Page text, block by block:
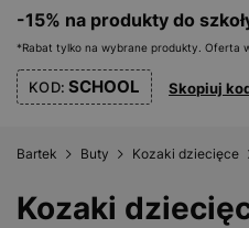
-15% na produkty do
*Rabat tylko na wybrane produkty. Oferta
KOD: SCHOOL Skopiuj
Bartek Buty Kozaki dziecięce
Kozaki